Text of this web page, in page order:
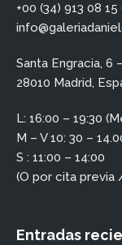
+00 (34) 913 08
Santa Engracia, 6
28010 Madrid,
L: 16:00 – 19:30
M – V 10: 30 –
S : 11:00 – 14:00
(O por cita
Entradas